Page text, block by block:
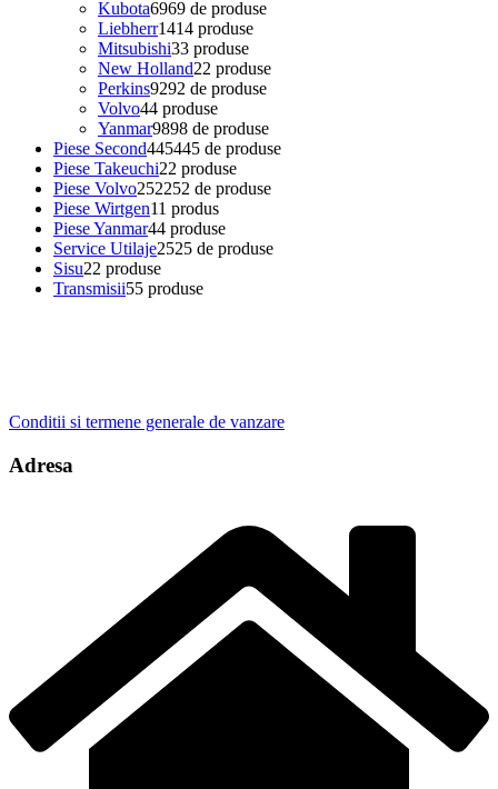
Kubota6969 de produse
Liebherr1414 produse
Mitsubishi33 produse
New Holland22 produse
Perkins9292 de produse
Volvo44 produse
Yanmar9898 de produse
Piese Second445445 de produse
Piese Takeuchi22 produse
Piese Volvo252252 de produse
Piese Wirtgen11 produs
Piese Yanmar44 produse
Service Utilaje2525 de produse
Sisu22 produse
Transmisii55 produse
Conditii si termene generale de vanzare
Adresa